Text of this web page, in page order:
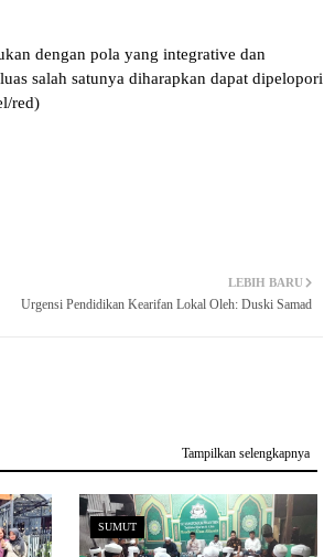
dengan pola yang integrative dan
salah satunya diharapkan dapat dipelopori
red)
LEBIH BARU
Urgensi Pendidikan Kearifan Lokal Oleh: Duski Samad
Tampilkan selengkapnya
SUMUT